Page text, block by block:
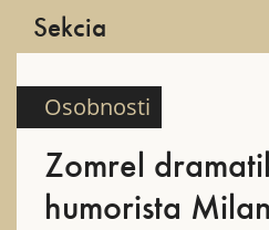
Sekcia
Osobnosti
Zomrel
humorista